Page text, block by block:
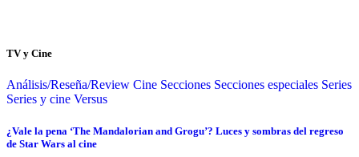
TV y Cine
Análisis/Reseña/Review Cine Secciones Secciones especiales Series
Series y cine Versus
¿Vale la pena ‘The Mandalorian and Grogu’? Luces y sombras del regreso
de Star Wars al cine